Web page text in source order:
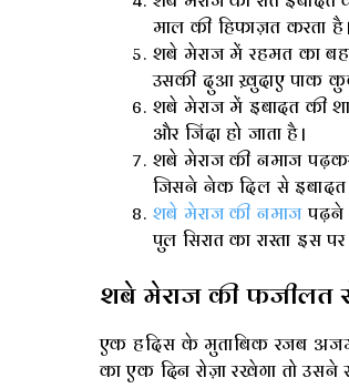
माल की हिफाज़त करता है।
शबे मेराज में रहमत का
उसकी दुआ ख़ुदाए पाक
शबे मेराज में इबादत की
और जिंदा हो जाता है।
शबे मेराज की नमाज
जिसने नेक दिल से
शबे मेराज की नमाजपढ़ने
पुल सिरात का रास्ता इस
शबे मेराज की फजीलत
एक हदिस के मुताबिक रजब
का एक दिन रोज़ा रखेगा तो